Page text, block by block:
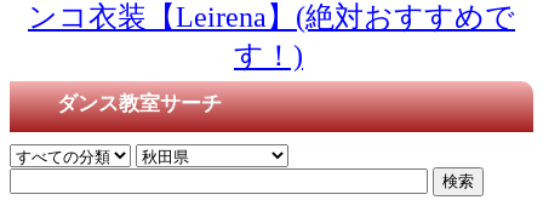
ンコ衣装【Leirena】(絶対おすすめで
す！)
ダンス教室サーチ